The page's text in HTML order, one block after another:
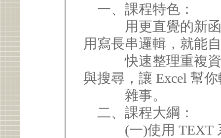
一、課程特色：
用更直覺的新函數
用寫長串邏輯，就能
快速整理重複資料
與搜尋，讓 Excel 幫
雜事。
二、課程大綱：
(一)使用 TEXT 系